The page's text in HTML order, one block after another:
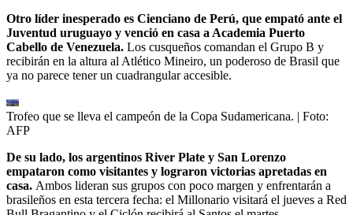
Otro líder inesperado es Cienciano de Perú, que empató ante el
Juventud uruguayo y venció en casa a Academia Puerto
Cabello de Venezuela. Los cusqueños comandan el Grupo B y
recibirán en la altura al Atlético Mineiro, un poderoso de Brasil que
ya no parece tener un cuadrangular accesible.
Trofeo que se lleva el campeón de la Copa Sudamericana. | Foto:
AFP
De su lado, los argentinos River Plate y San Lorenzo
empataron como visitantes y lograron victorias apretadas en
casa. Ambos lideran sus grupos con poco margen y enfrentarán a
brasileños en esta tercera fecha: el Millonario visitará el jueves a Red